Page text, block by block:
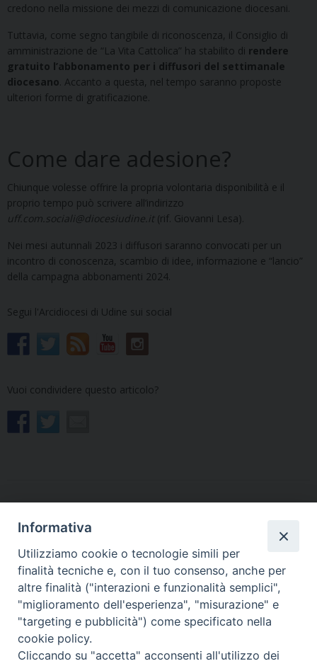
credono nella missione dei mezzi di comunicazione diocesani.
Tuttavia, come segno tangibile di riconoscenza, il Consiglio di
amministrazione de “La Vita Cattolica” ha stabilito di rendere
gratuito l’abbonamento per i diffusori del settimanale
diocesano . Accanto a questa, nel tempo saranno proposte
ulteriori forme di gratificazione.
Come dare adesione?
Chiunque volesse offrire la propria volontaria disponibilità e il
proprio tempo può scrivere all’indirizzo
uff.com.sociali@diocesiudine.it (rif. Giovanni Lesa).
Nei mesi autunnali 2023 i diffusori saranno convocati per un
incontro di conoscenza, scambio di idee, informazione e “lancio”
della campagna abbonamenti 2024.
Segui l'Arcidiocesi di Udine sui social
Vuoi condividere questo articolo?
Collaborazione pastorale di
Tarvisio
Spazio celebra i 30 anni di
trasmissioni con una diretta
speciale. Presente anche
l’Arcivescovo
Informativa
Utilizziamo cookie o tecnologie simili per
finalità tecniche e, con il tuo consenso, anche per
altre finalità ("interazioni e funzionalità semplici",
"miglioramento dell'esperienza", "misurazione" e
"targeting e pubblicità") come specificato nella
cookie policy.
Cliccando su "accetta" acconsenti all'utilizzo dei